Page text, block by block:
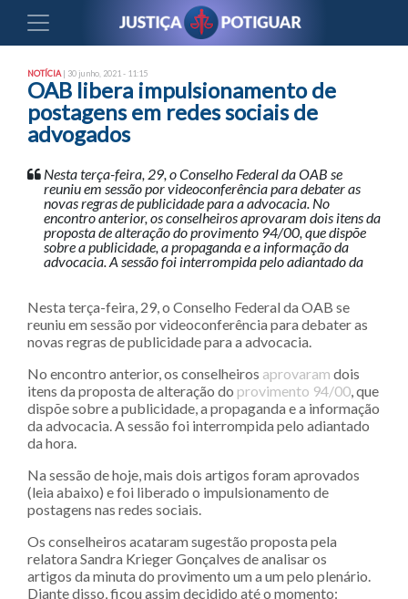
NOTÍCIA | 30 junho, 2021 - 11:15
OAB libera impulsionamento de
postagens em redes sociais de
advogados
Nesta terça-feira, 29, o Conselho Federal da OAB se
reuniu em sessão por videoconferência para debater as
novas regras de publicidade para a advocacia. No
encontro anterior, os conselheiros aprovaram dois itens da
proposta de alteração do provimento 94/00, que dispõe
sobre a publicidade, a propaganda e a informação da
advocacia. A sessão foi interrompida pelo adiantado da
Nesta terça-feira, 29, o Conselho Federal da OAB se
reuniu em sessão por videoconferência para debater as
novas regras de publicidade para a advocacia.
No encontro anterior, os conselheiros aprovaram dois
itens da proposta de alteração do provimento 94/00, que
dispõe sobre a publicidade, a propaganda e a informação
da advocacia. A sessão foi interrompida pelo adiantado
da hora.
Na sessão de hoje, mais dois artigos foram aprovados
(leia abaixo) e foi liberado o impulsionamento de
postagens nas redes sociais.
Os conselheiros acataram sugestão proposta pela
relatora Sandra Krieger Gonçalves de analisar os
artigos da minuta do provimento um a um pelo plenário.
Diante disso, ficou assim decidido até o momento: